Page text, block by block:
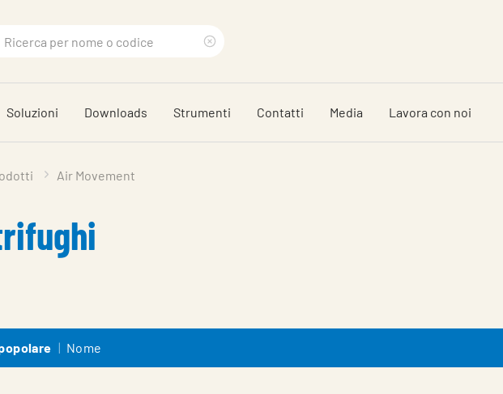
search
phrase
Soluzioni Downloads Strumenti Contatti Media Lavora con noi
Air Movement
Nome